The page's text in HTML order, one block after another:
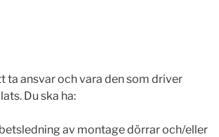
ta ansvar och vara den som driver
Du ska ha:
av montage dörrar och/eller